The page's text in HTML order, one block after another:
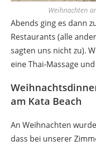
Weihnachten
Abends ging es dann
Restaurants (alle
sagten uns nicht zu).
eine Thai-Massage
am Kata Beach
An Weihnachten
dass bei unserer